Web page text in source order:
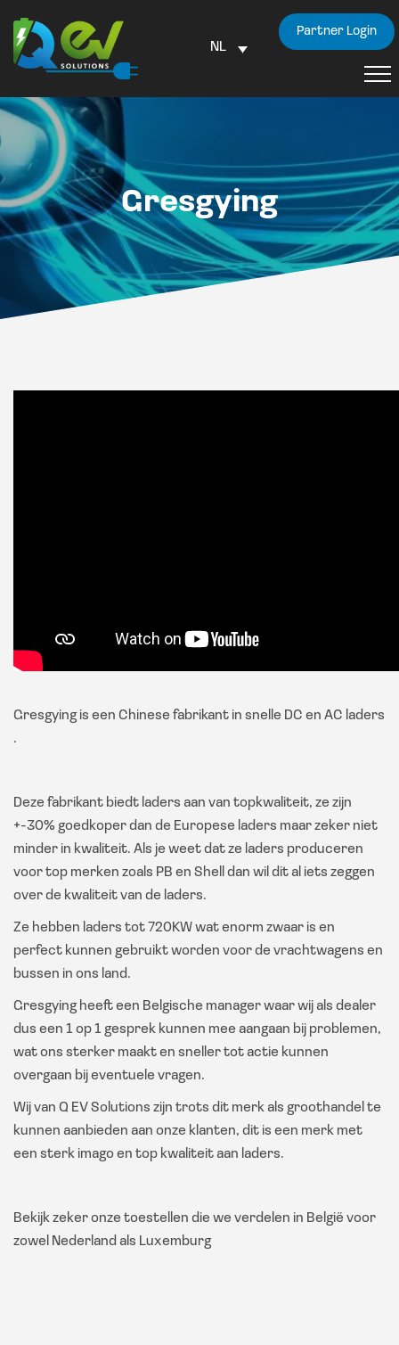
NL
Partner Login
Gresgying
Gresgying is een Chinese fabrikant in snelle DC en AC laders
.
Deze fabrikant biedt laders aan van topkwaliteit, ze zijn
+-30% goedkoper dan de Europese laders maar zeker niet
minder in kwaliteit. Als je weet dat ze laders produceren
voor top merken zoals PB en Shell dan wil dit al iets zeggen
over de kwaliteit van de laders.
Ze hebben laders tot 720KW wat enorm zwaar is en
perfect kunnen gebruikt worden voor de vrachtwagens en
bussen in ons land.
Gresgying heeft een Belgische manager waar wij als dealer
dus een 1 op 1 gesprek kunnen mee aangaan bij problemen,
wat ons sterker maakt en sneller tot actie kunnen
overgaan bij eventuele vragen.
Wij van Q EV Solutions zijn trots dit merk als groothandel te
kunnen aanbieden aan onze klanten, dit is een merk met
een sterk imago en top kwaliteit aan laders.
Bekijk zeker onze toestellen die we verdelen in België voor
zowel Nederland als Luxemburg